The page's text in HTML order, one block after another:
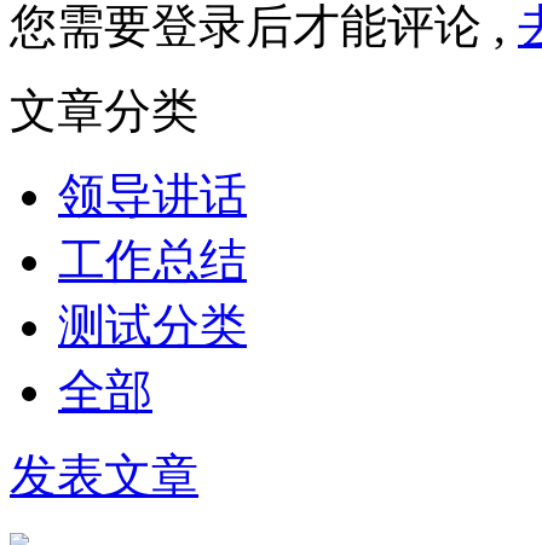
您需要登录后才能评论 ,
文章分类
领导讲话
工作总结
测试分类
全部
发表文章